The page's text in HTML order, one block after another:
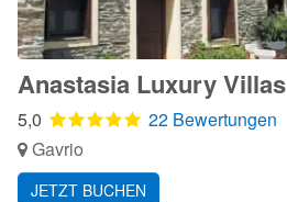
Anastasia Luxury Villas
5,0
22 Bewertungen
Gavrio
JETZT BUCHEN